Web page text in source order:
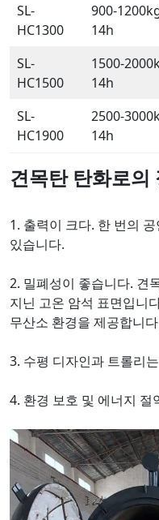
SL-
HC1300
900-
14h
SL-
HC1500
1500-
14h
SL-
HC1900
2500-
14h
견목탄 탄화로의
1. 출력이 크다. 한 번의
있습니다.
2. 밀폐성이 좋습니다. 견
지닌 고온 암석 표면입니
무산소 환경을 제공합니
3. 수평 디자인과 트롤리
4. 환경 보호 및 에너지 절